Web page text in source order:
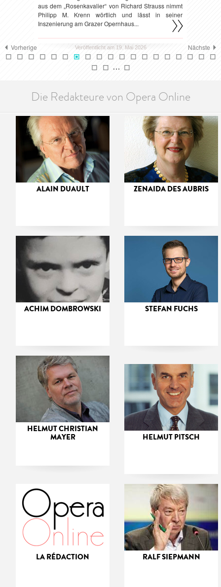
aus dem „Rosenkavalier“ von Richard Strauss nimmt
Philipp M. Krenn wörtlich und lässt in seiner
Inszenierung am Grazer Opernhaus...
Veröffentlicht am 19. Mai 2026
Vorherige
…
Nächste
Die Redakteure von Opera Online
ALAIN DUAULT ZENAIDA DES AUBRIS
ACHIM DOMBROWSKI STEFAN FUCHS
HELMUT CHRISTIAN
MAYER
HELMUT PITSCH
LA RÉDACTION RALF SIEPMANN